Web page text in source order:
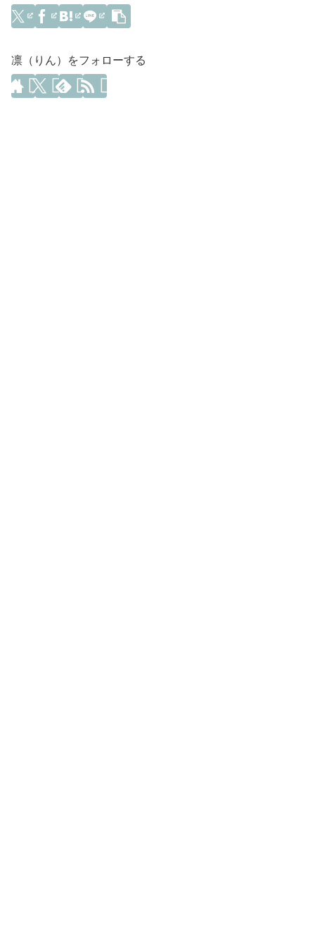
凛（りん）をフォローする